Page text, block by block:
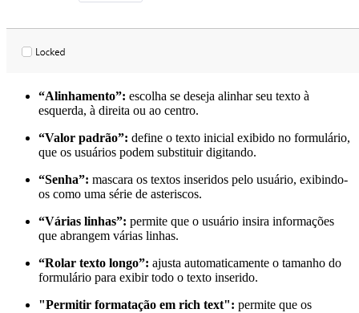
“Alinhamento”: escolha se deseja alinhar seu texto à
esquerda, à direita ou ao centro.
“Valor padrão”: define o texto inicial exibido no formulário,
que os usuários podem substituir digitando.
“Senha”: mascara os textos inseridos pelo usuário, exibindo-
os como uma série de asteriscos.
“Várias linhas”: permite que o usuário insira informações
que abrangem várias linhas.
“Rolar texto longo”: ajusta automaticamente o tamanho do
formulário para exibir todo o texto inserido.
"Permitir formatação em rich text": permite que os